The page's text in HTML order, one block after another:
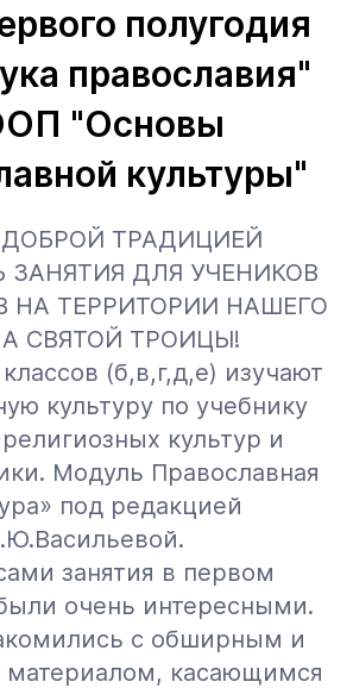
полугодия
православия"
"Основы
культуры"​
ТРАДИЦИЕЙ
ЗАНЯТИЯ ДЛЯ УЧЕНИКОВ
НА ТЕРРИТОРИИ НАШЕГО
СВЯТОЙ ТРОИЦЫ!
(б,в,г,д,е) изучают
культуру по учебнику
культур и
Модуль Православная
под редакцией
занятия в первом
очень интересными.
с обширным и
материалом, касающимся